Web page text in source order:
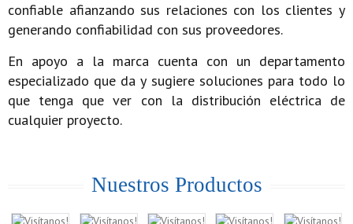
confiable afianzando sus relaciones con los clientes y
generando confiabilidad con sus proveedores.
En apoyo a la marca cuenta con un departamento
especializado que da y sugiere soluciones para todo lo
que tenga que ver con la distribución eléctrica de
cualquier proyecto.
Nuestros Productos